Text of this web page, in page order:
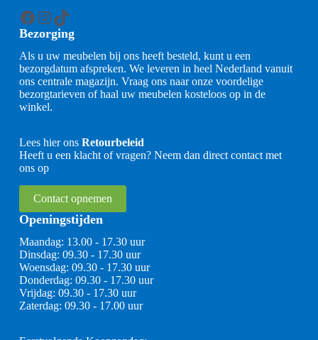
Facebook
Instagram
TikTok
Bezorging
Als u uw meubelen bij ons heeft besteld, kunt u een
bezorgdatum afspreken. We leveren in heel Nederland vanuit
ons centrale magazijn. Vraag ons naar onze voordelige
bezorgtarieven of haal uw meubelen kosteloos op in de
winkel.
Lees hier ons Retourbeleid
Heeft u een klacht of vragen? Neem dan direct contact met
ons op
Contact opnemen
Openingstijden
Maandag: 13.00 - 17.30 uur
Dinsdag: 09.30 - 17.30 uur
Woensdag: 09.30 - 17.30 uur
Donderdag: 09.30 - 17.30 uur
Vrijdag: 09.30 - 17.30 uur
Zaterdag: 09.30 - 17.00 uur